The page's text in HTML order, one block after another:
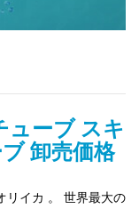
ューブ スキ
卸売価格
リイカ 。 世界最大の